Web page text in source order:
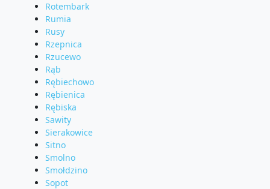
Rotembark
Rumia
Rusy
Rzepnica
Rzucewo
Rąb
Rębiechowo
Rębienica
Rębiska
Sawity
Sierakowice
Sitno
Smolno
Smołdzino
Sopot